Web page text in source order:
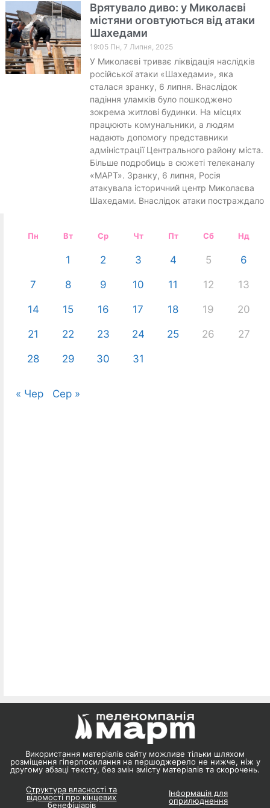
Врятувало диво: у Миколаєві
містяни оговтуються від атаки
Шахедами
19:05 Пн, 7 Липня, 2025
У Миколаєві триває ліквідація наслідків
російської атаки «Шахедами», яка
сталася зранку, 6 липня. Внаслідок
падіння уламків було пошкоджено
зокрема житлові будинки. На місцях
працюють комунальники, а людям
надають допомогу представники
адміністрації Центрального району міста.
Більше подробиць в сюжеті телеканалу
«МАРТ». Зранку, 6 липня, Росія
атакувала історичний центр Миколаєва
Шахедами. Внаслідок атаки постраждало
Пн Вт Ср Чт Пт Сб Нд
1 2 3 4 5 6
7 8 9 10 11 12 13
14 15 16 17 18 19 20
21 22 23 24 25 26 27
28 29 30 31
« Чер Сер »
Використання матеріалів сайту можливе тільки шляхом
розміщення гіперпосилання на першоджерело не нижче, ніж у
другому абзаці тексту, без змін змісту матеріалів та скорочень.
Структура власності та
відомості про кінцевих
бенефіціарів
Інформація для
оприлюднення